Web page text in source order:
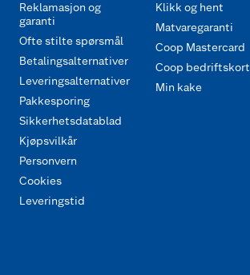
Reklamasjon og
garanti
Ofte stilte spørsmål
Betalingsalternativer
Leveringsalternativer
Pakkesporing
Sikkerhetsdatablad
Kjøpsvilkår
Personvern
Cookies
Leveringstid
Klikk og hent
Matvaregaranti
Coop Mastercard
Coop bedriftskort
Min kake